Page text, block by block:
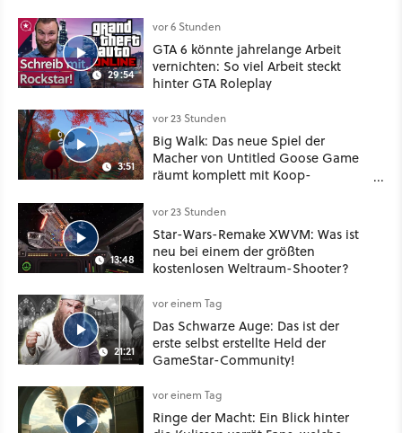
Mass Effect
29:54
vor 6 Stunden
GTA 6 könnte jahrelange Arbeit
vernichten: So viel Arbeit steckt
hinter GTA Roleplay
3:51
vor 23 Stunden
Big Walk: Das neue Spiel der
Macher von Untitled Goose Game
räumt komplett mit Koop-
13:48
vor 23 Stunden
Star-Wars-Remake XWVM: Was ist
neu bei einem der größten
kostenlosen Weltraum-Shooter?
21:21
vor einem Tag
Das Schwarze Auge: Das ist der
erste selbst erstellte Held der
GameStar-Community!
vor einem Tag
Ringe der Macht: Ein Blick hinter